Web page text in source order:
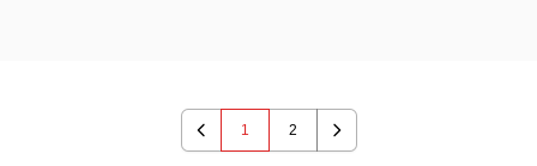
Previous
1 2
Next